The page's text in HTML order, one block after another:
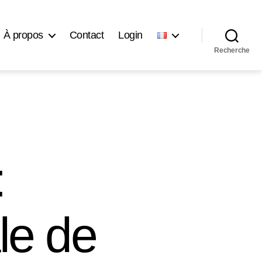
À propos Contact Login
Recherche
de